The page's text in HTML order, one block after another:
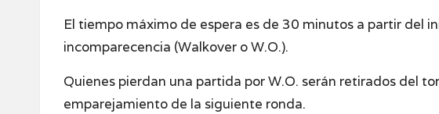
El tiempo máximo de espera es de 30 minutos a partir del
incomparecencia (Walkover o W.O.).
Quienes pierdan una partida por W.O. serán retirados del
emparejamiento de la siguiente ronda.